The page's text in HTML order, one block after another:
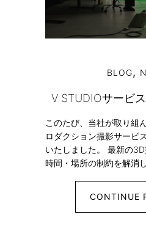
BLOG,
V STUDIOサービ
このたび、当社が取り組
ロダクション撮影サービ
いたしました。 最新の
時間・場所の制約を解消
CONTINUE